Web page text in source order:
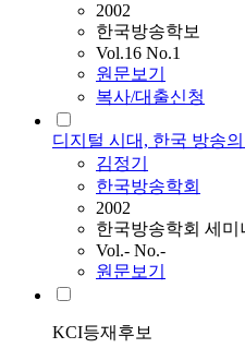
2002
한국방송학보
Vol.16 No.1
원문보기
복사/대출신청
디지털 시대, 한국 방송
김정기
한국방송학회
2002
한국방송학회 세미
Vol.- No.-
원문보기
KCI등재후보